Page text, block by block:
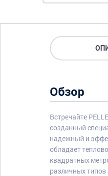
Обзор
Встречайте
созданный
надежный и
обладает
квадратных
различных